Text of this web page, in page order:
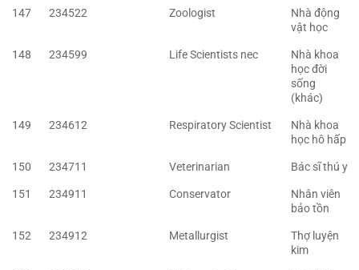
147
234522 Zoologist
Nhà động
vật học
148
234599 Life Scientists nec
Nhà khoa
học đời
sống
(khác)
149
234612 Respiratory Scientist
Nhà khoa
học hô hấp
150
234711 Veterinarian
Bác sĩ thú y
151
234911 Conservator
Nhân viên
bảo tồn
152
234912 Metallurgist
Thợ luyện
kim